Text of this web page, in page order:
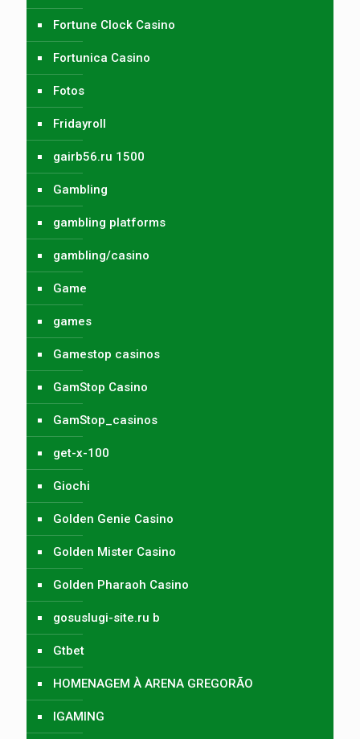
Fortune Clock Casino
Fortunica Casino
Fotos
Fridayroll
gairb56.ru 1500
Gambling
gambling platforms
gambling/casino
Game
games
Gamestop casinos
GamStop Casino
GamStop_casinos
get-x-100
Giochi
Golden Genie Casino
Golden Mister Casino
Golden Pharaoh Casino
gosuslugi-site.ru b
Gtbet
HOMENAGEM À ARENA GREGORÃO
IGAMING